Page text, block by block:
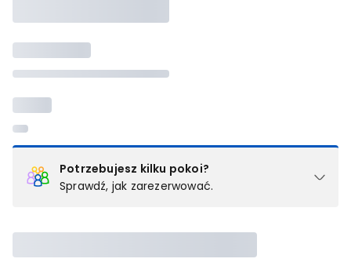
Potrzebujesz kilku pokoi?
Sprawdź, jak zarezerwować.
pokoju (lub apartamencie, willi itd.). Wybierz jedną z ofert z listy